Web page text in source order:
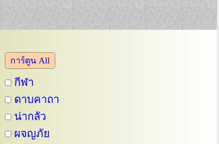
การ์ตูน All
กีฬา
ดาบคาถา
น่ากลัว
ผจญภัย